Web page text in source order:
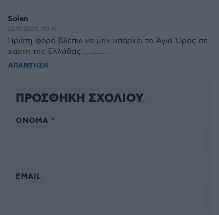
Solen
22.10.2020, 00:16
Πρώτη φορά βλέπω να μην υπάρχει το Άγιο Όρος σε
χάρτη της Ελλάδας..............
ΑΠΑΝΤΗΣΗ
ΠΡΟΣΘΗΚΗ ΣΧΟΛΙΟΥ
ΌΝΟΜΑ *
EMAIL